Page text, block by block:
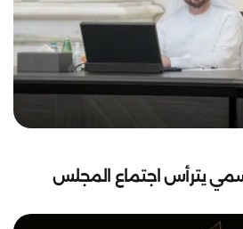
يترأس اجتماع المجلس